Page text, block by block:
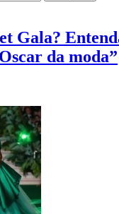
Gala?
da moda”